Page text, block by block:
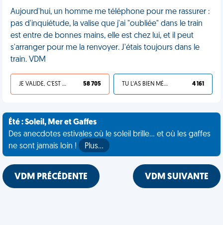
Aujourd'hui, un homme me téléphone pour me rassurer :
pas d'inquiétude, la valise que j'ai "oubliée" dans le train
est entre de bonnes mains, elle est chez lui, et il peut
s'arranger pour me la renvoyer. J'étais toujours dans le
train. VDM
JE VALIDE, C'EST UNE VDM 58 705 TU L'AS BIEN MÉRITÉ 4 161
Été : Soleil, Mer et Gaffes
Des anecdotes estivales où le soleil brille... et où les gaffes
ne sont jamais loin !
Plus…
VDM PRÉCÉDENTE VDM SUIVANTE